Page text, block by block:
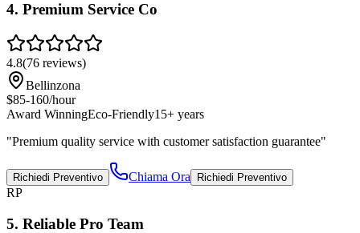
4. Premium Service Co
4.8(76 reviews)
Bellinzona
$85-160/hour
Award WinningEco-Friendly15+ years
"Premium quality service with customer satisfaction guarantee"
Richiedi Preventivo Chiama Ora Richiedi Preventivo
RP
5. Reliable Pro Team